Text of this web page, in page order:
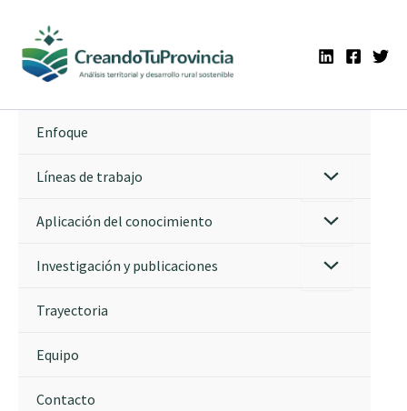
contenido
Enfoque
Líneas de trabajo
Aplicación del conocimiento
Investigación y publicaciones
Trayectoria
Equipo
Contacto